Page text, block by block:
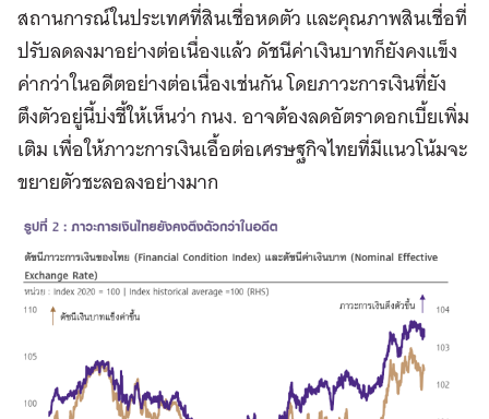
สถานการณ์ในประเทศที่สินเชื่อหดตัว และคุณภาพสินเชื่อที่
ปรับลดลงมาอย่างต่อเนื่องแล้ว ดัชนีค่าเงินบาทก็ยังคงแข็ง
ค่ากว่าในอดีตอย่างต่อเนื่องเช่นกัน โดยภาวะการเงินที่ยัง
ตึงตัวอยู่นี้บ่งชี้ให้เห็นว่า กนง. อาจต้องลดอัตราดอกเบี้ยเพิ่ม
เติม เพื่อให้ภาวะการเงินเอื้อต่อเศรษฐกิจไทยที่มีแนวโน้มจะ
ขยายตัวชะลอลงอย่างมาก